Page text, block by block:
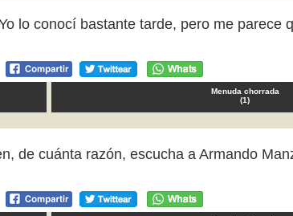
lo conocí bastante tarde, pero me parece
Menuda chorrada
(1)
de cuánta razón, escucha a Armando